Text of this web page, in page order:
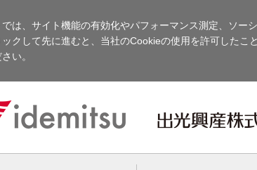
は、サイト機能の有効化やパフォーマンス測定、ソ
ックして先に進むと、当社のCookieの使用を許可したこ
い。